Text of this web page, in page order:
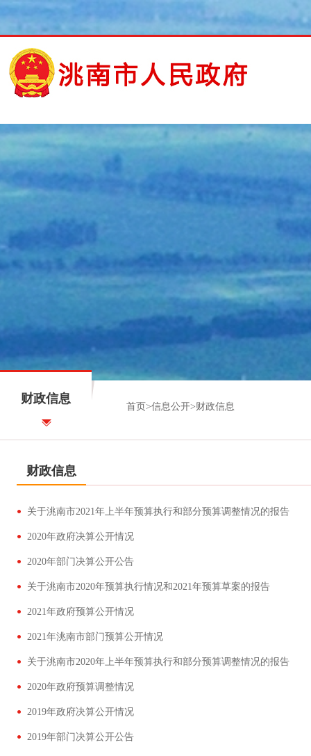
财政信息
首页 >信息公开>财政信息
财政信息
关于洮南市2021年上半年预算执行和部分预算调整情况的报告
2020年政府决算公开情况
2020年部门决算公开公告
关于洮南市2020年预算执行情况和2021年预算草案的报告
2021年政府预算公开情况
2021年洮南市部门预算公开情况
关于洮南市2020年上半年预算执行和部分预算调整情况的报告
2020年政府预算调整情况
2019年政府决算公开情况
2019年部门决算公开公告